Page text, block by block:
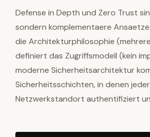
Defense in Depth und Zero Trust
sondern komplementaere
die Architekturphilosophie
definiert das Zugriffsmodell (kein
moderne Sicherheitsarchitektur
Sicherheitsschichten, in denen
Netzwerkstandort authentifiziert